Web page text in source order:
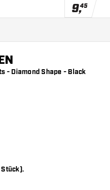
9,45
- Diamond Shape - Black